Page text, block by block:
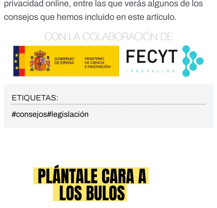
privacidad online, entre las que verás algunos de los
consejos que hemos incluido en este artículo.
ETIQUETAS:
#consejos#legislación